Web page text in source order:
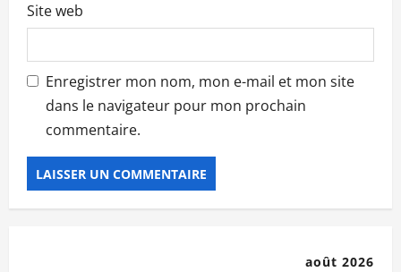
Site web
Enregistrer mon nom, mon e-mail et mon site
dans le navigateur pour mon prochain
commentaire.
août 2026